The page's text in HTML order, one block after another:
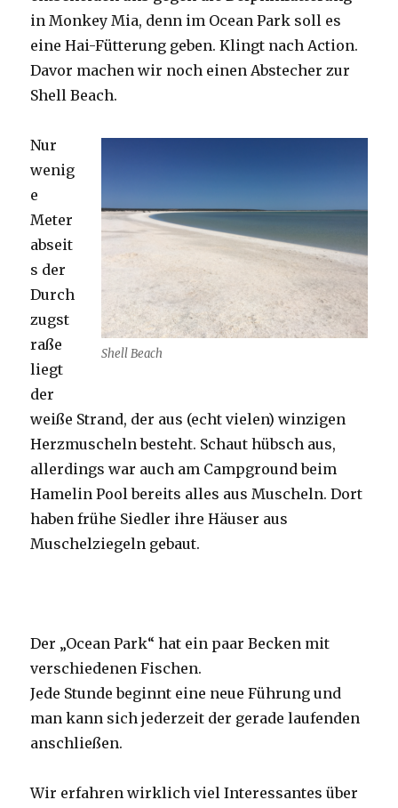
in Monkey Mia, denn im Ocean Park soll es
eine Hai-Fütterung geben. Klingt nach Action.
Davor machen wir noch einen Abstecher zur
Shell Beach.
Shell Beach
Nur
wenig
e
Meter
abseit
s der
Durch
zugst
raße
liegt
der
weiße Strand, der aus (echt vielen) winzigen
Herzmuscheln besteht. Schaut hübsch aus,
allerdings war auch am Campground beim
Hamelin Pool bereits alles aus Muscheln. Dort
haben frühe Siedler ihre Häuser aus
Muschelziegeln gebaut.
Der „Ocean Park“ hat ein paar Becken mit
verschiedenen Fischen.
Jede Stunde beginnt eine neue Führung und
man kann sich jederzeit der gerade laufenden
anschließen.
Wir erfahren wirklich viel Interessantes über